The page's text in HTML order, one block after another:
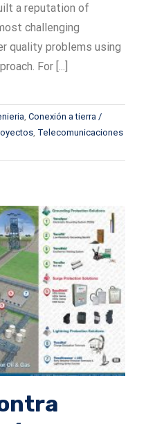
a reputation of
challenging
quality problems using
For [...]
Conexión a tierra /
Telecomunicaciones